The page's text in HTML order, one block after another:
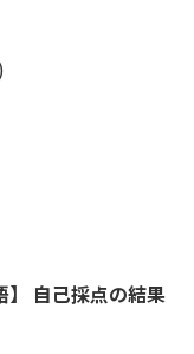
】 自己採点の結果